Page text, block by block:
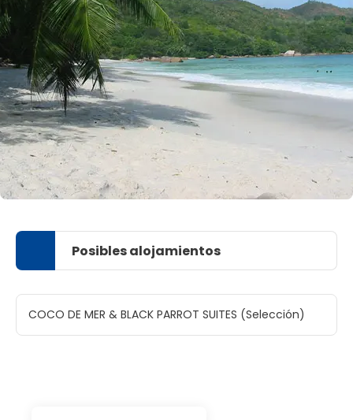
Posibles alojamientos
COCO DE MER & BLACK PARROT SUITES (Selección)